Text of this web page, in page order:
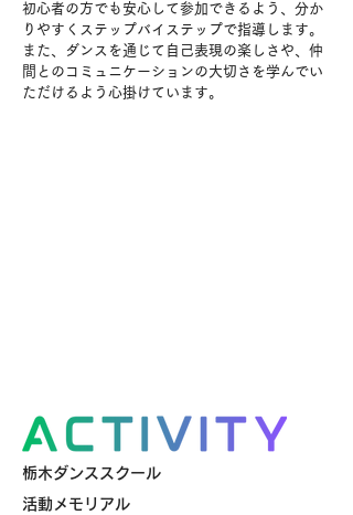
初心者の方でも安心して参加できるよう、分か
りやすくステップバイステップで指導します。
また、ダンスを通じて自己表現の楽しさや、仲
間とのコミュニケーションの大切さを学んでい
ただけるよう心掛けています。
栃木ダンススクール
活動メモリアル